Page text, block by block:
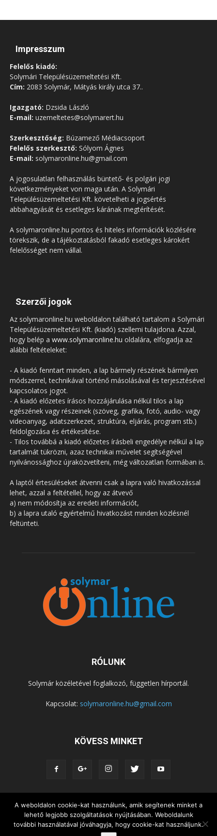
Impresszum
Felelős kiadó:
Solymári Településüzemeltetési Kft.
Cím: 2083 Solymár, Mátyás király utca 37..
Igazgató: Dzsida László
E-mail: uzemeltetes@solymarert.hu
Szerkesztőség: Búzamező Médiacsoport
Felelős szerkesztő: Sólyom Ágnes
E-mail: solymaronline.hu@gmail.com
A jogosulatlan felhasználás büntető- és polgári jogi
következményeket von maga után. A Solymári
Településüzemeltetési Kft. követelheti a jogsértés
abbahagyását és esetleges kárának megtérítését.
A solymaronline.hu pontos és hiteles információk közlésére
törekszik, de a tájékoztatásból fakadó esetleges károkért
felelősséget nem vállal.
Szerzői jogok
Az solymaronline.hu weboldalon található tartalom a Solymári
Településüzemeltetési Kft. (kiadó) szellemi tulajdona. Azzal,
hogy belép a www.solymaronline.hu oldalára, elfogadja az
alábbi feltételeket:
- A kiadó fenntart minden, a lap bármely részének bármilyen
módszerrel, technikával történő másolásával és terjesztésével
kapcsolatos jogot.
- A kiadó előzetes írásos hozzájárulása nélkül tilos a lap
egészének vagy részeinek (szöveg, grafika, fotó, audio- vagy
videoanyag, adatszerkezet, struktúra, eljárás, program stb.)
feldolgozása és értékesítése.
- Tilos továbbá a kiadó előzetes írásbeli engedélye nélkül a lap
tartalmát tükrözni, azaz technikai művelet segítségével
nyilvánossághoz újraközvetíteni, még változatlan formában is.
A laptól értesüléseket átvenni csak a lapra való hivatkozással
lehet, azzal a feltétellel, hogy az átvevő
a) nem módosítja az eredeti információt,
b) a lapra utaló egyértelmű hivatkozást minden közlésnél
feltünteti.
RÓLUNK
Solymár közéletével foglalkozó, független hírportál.
Kapcsolat: solymaronline.hu@gmail.com
KÖVESS MINKET
KÖZÉLET KÖZÖSSÉGEK
SZABADIDŐ
NEMZETISÉG, HELYTÖRTÉNET
RIPORTOK
KÖZÉRDEKŰ INFORMÁCIÓK
A weboldalon cookie-kat használunk, amik segítenek minket a
lehető legjobb szolgáltatások nyújtásában. Weboldalunk
további használatával jóváhagyja, hogy cookie-kat használjunk.